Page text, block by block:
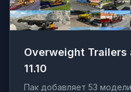
Overweight Trailers
11.10
Пак добавляет 53